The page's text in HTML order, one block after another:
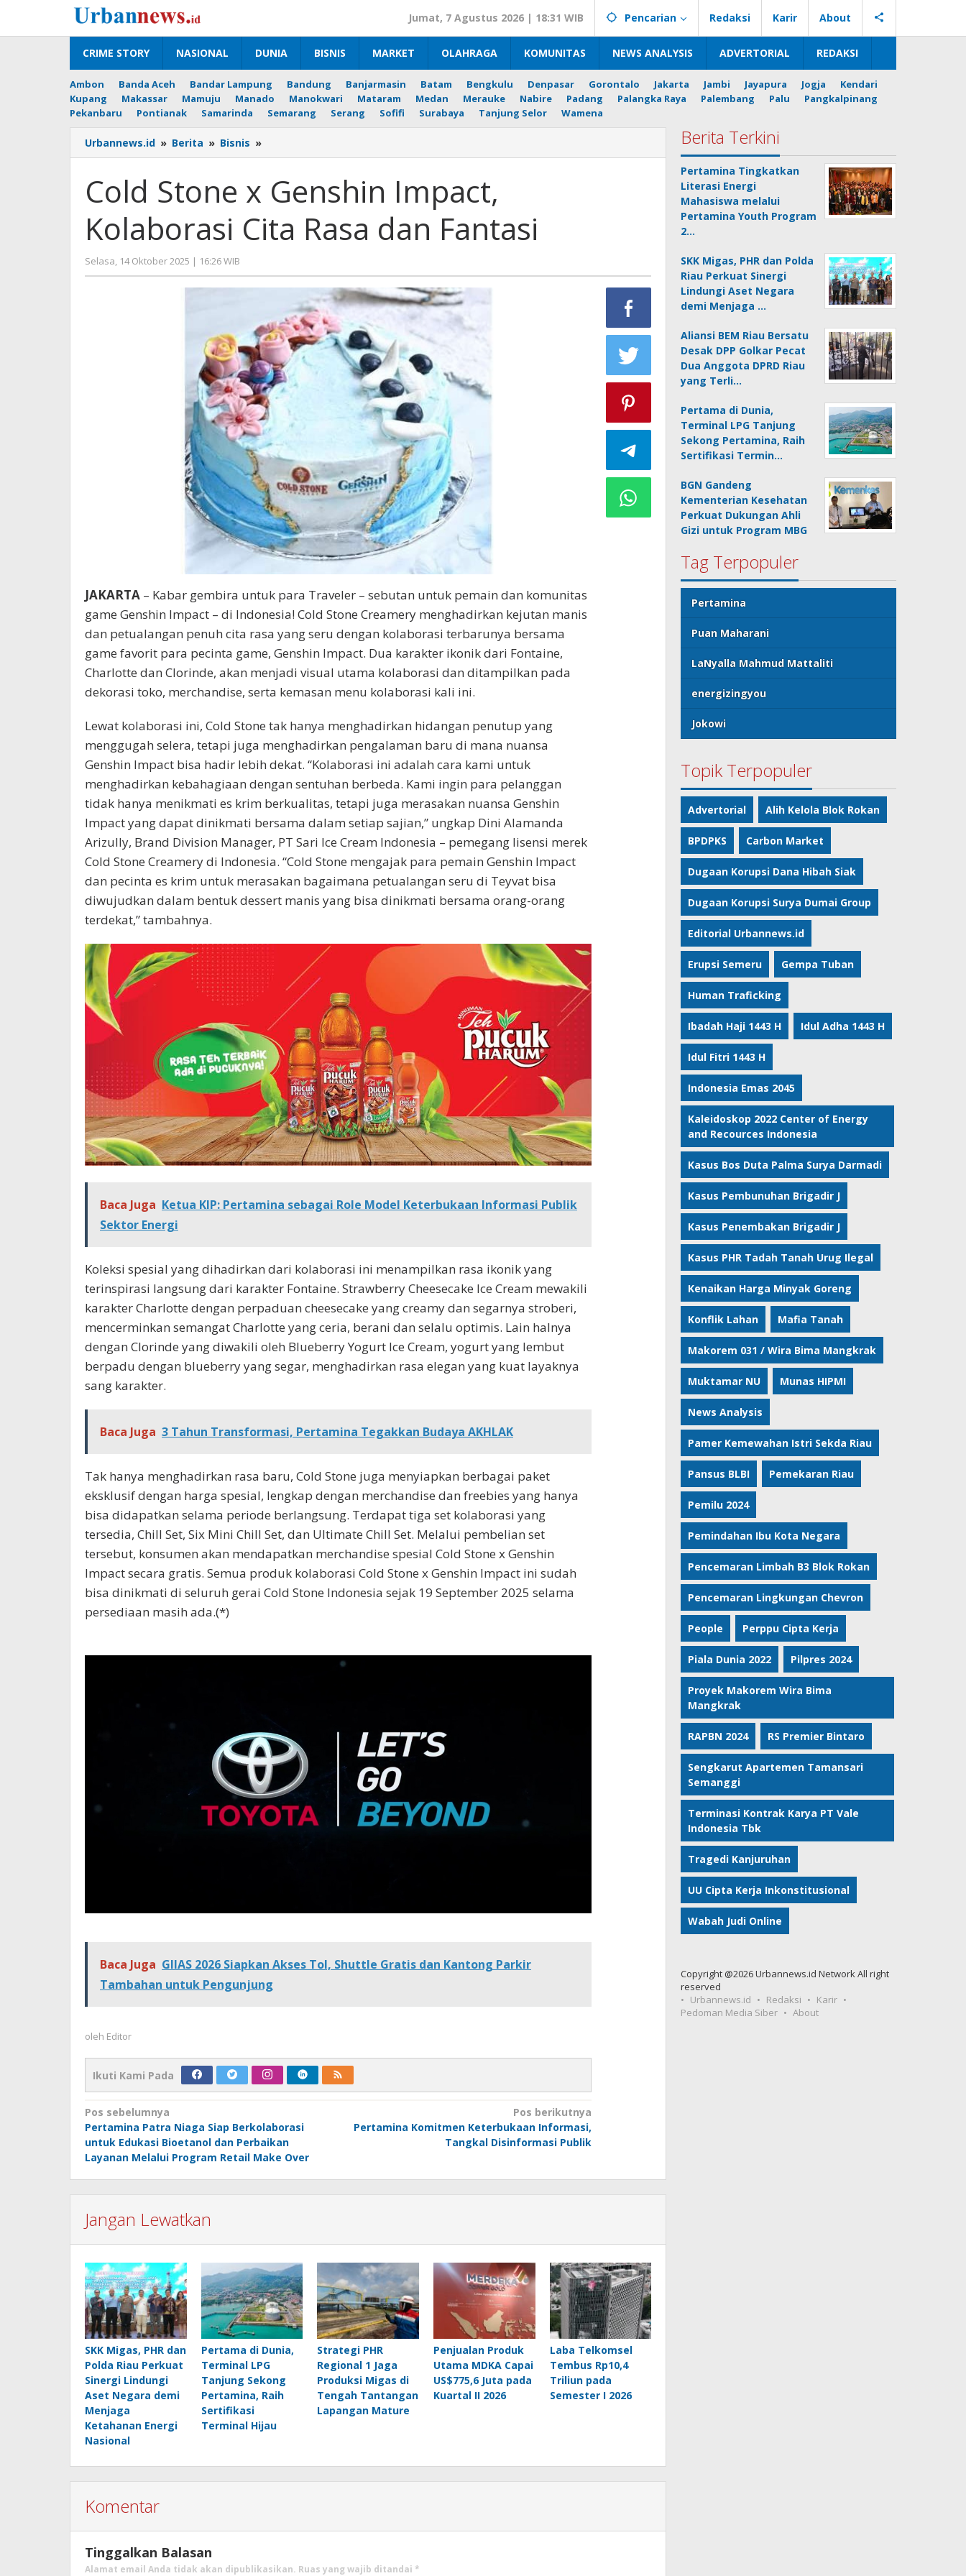
konten
Jumat, 7 Agustus 2026 | 18:31 WIB Pencarian Redaksi Karir About
CRIME STORY NASIONAL DUNIA BISNIS MARKET OLAHRAGA KOMUNITAS NEWS ANALYSIS ADVERTORIAL REDAKSI
Ambon Banda Aceh Bandar Lampung Bandung Banjarmasin Batam Bengkulu Denpasar Gorontalo Jakarta Jambi Jayapura Jogja
Kendari
Kupang
Makassar Mamuju Manado Manokwari Mataram Medan Merauke Nabire Padang Palangka Raya Palembang Palu
Pangkalpinang
Pekanbaru
Pontianak Samarinda Semarang Serang Sofifi Surabaya Tanjung Selor Wamena
Urbannews.id » Berita » Bisnis »
Stone
Genshin
Impact,
Kolaborasi
Cita
Fantasi
Cold Stone x Genshin Impact,
Kolaborasi Cita Rasa dan Fantasi
Selasa, 14 Oktober 2025 | 16:26 WIB
Editor
JAKARTA – Kabar gembira untuk para Traveler – sebutan untuk pemain dan komunitas
game Genshin Impact – di Indonesia! Cold Stone Creamery menghadirkan kejutan manis
dan petualangan penuh cita rasa yang seru dengan kolaborasi terbarunya bersama
game favorit para pecinta game, Genshin Impact. Dua karakter ikonik dari Fontaine,
Charlotte dan Clorinde, akan menjadi visual utama kolaborasi dan ditampilkan pada
dekorasi toko, merchandise, serta kemasan menu kolaborasi kali ini.
Lewat kolaborasi ini, Cold Stone tak hanya menghadirkan hidangan penutup yang
menggugah selera, tetapi juga menghadirkan pengalaman baru di mana nuansa
Genshin Impact bisa hadir lebih dekat. “Kolaborasi ini adalah cara kami untuk
menghadirkan kebahagiaan dengan sentuhan berbeda. Kami ingin para pelanggan
tidak hanya menikmati es krim berkualitas, tetapi juga merasakan nuansa Genshin
Impact yang dapat dinikmati bersama dalam setiap sajian,” ungkap Dini Alamanda
Arizully, Brand Division Manager, PT Sari Ice Cream Indonesia – pemegang lisensi merek
Cold Stone Creamery di Indonesia. “Cold Stone mengajak para pemain Genshin Impact
dan pecinta es krim untuk merasakan bagaimana petualangan seru di Teyvat bisa
diwujudkan dalam bentuk dessert manis yang bisa dinikmati bersama orang-orang
terdekat,” tambahnya.
Baca Juga Ketua KIP: Pertamina sebagai Role Model Keterbukaan Informasi Publik
Sektor Energi
Koleksi spesial yang dihadirkan dari kolaborasi ini menampilkan rasa ikonik yang
terinspirasi langsung dari karakter Fontaine. Strawberry Cheesecake Ice Cream mewakili
karakter Charlotte dengan perpaduan cheesecake yang creamy dan segarnya stroberi,
mencerminkan semangat Charlotte yang ceria, berani dan selalu optimis. Lain halnya
dengan Clorinde yang diwakili oleh Blueberry Yogurt Ice Cream, yogurt yang lembut
berpadu dengan blueberry yang segar, menghadirkan rasa elegan yang kuat layaknya
sang karakter.
Baca Juga 3 Tahun Transformasi, Pertamina Tegakkan Budaya AKHLAK
Tak hanya menghadirkan rasa baru, Cold Stone juga menyiapkan berbagai paket
eksklusif dengan harga spesial, lengkap dengan merchandise dan freebies yang hanya
bisa didapatkan selama periode berlangsung. Terdapat tiga set kolaborasi yang
tersedia, Chill Set, Six Mini Chill Set, dan Ultimate Chill Set. Melalui pembelian set
tersebut, konsumen akan mendapatkan merchandise spesial Cold Stone x Genshin
Impact secara gratis. Semua produk kolaborasi Cold Stone x Genshin Impact ini sudah
bisa dinikmati di seluruh gerai Cold Stone Indonesia sejak 19 September 2025 selama
persediaan masih ada.(*)
Baca Juga GIIAS 2026 Siapkan Akses Tol, Shuttle Gratis dan Kantong Parkir
Tambahan untuk Pengunjung
oleh Editor
Ikuti Kami Pada
Navigasi
pos
Pos sebelumnya
Pertamina Patra Niaga Siap Berkolaborasi
untuk Edukasi Bioetanol dan Perbaikan
Layanan Melalui Program Retail Make Over
Pos berikutnya
Pertamina Komitmen Keterbukaan Informasi,
Tangkal Disinformasi Publik
Jangan Lewatkan
SKK Migas, PHR dan
Polda Riau Perkuat
Sinergi Lindungi
Aset Negara demi
Menjaga
Ketahanan Energi
Nasional
Pertama di Dunia,
Terminal LPG
Tanjung Sekong
Pertamina, Raih
Sertifikasi
Terminal Hijau
Strategi PHR
Regional 1 Jaga
Produksi Migas di
Tengah Tantangan
Lapangan Mature
Penjualan Produk
Utama MDKA Capai
US$775,6 Juta pada
Kuartal II 2026
Laba Telkomsel
Tembus Rp10,4
Triliun pada
Semester I 2026
Komentar
Tinggalkan Balasan
Alamat email Anda tidak akan dipublikasikan. Ruas yang wajib ditandai *
Berita Terkini
Pertamina Tingkatkan
Literasi Energi
Mahasiswa melalui
Pertamina Youth Program
2…
SKK Migas, PHR dan Polda
Riau Perkuat Sinergi
Lindungi Aset Negara
demi Menjaga …
Aliansi BEM Riau Bersatu
Desak DPP Golkar Pecat
Dua Anggota DPRD Riau
yang Terli…
Pertama di Dunia,
Terminal LPG Tanjung
Sekong Pertamina, Raih
Sertifikasi Termin…
BGN Gandeng
Kementerian Kesehatan
Perkuat Dukungan Ahli
Gizi untuk Program MBG
Tag Terpopuler
Pertamina
Puan Maharani
LaNyalla Mahmud Mattaliti
energizingyou
Jokowi
Topik Terpopuler
Advertorial Alih Kelola Blok Rokan
BPDPKS Carbon Market
Dugaan Korupsi Dana Hibah Siak
Dugaan Korupsi Surya Dumai Group
Editorial Urbannews.id
Erupsi Semeru Gempa Tuban
Human Traficking
Ibadah Haji 1443 H Idul Adha 1443 H
Idul Fitri 1443 H
Indonesia Emas 2045
Kaleidoskop 2022 Center of Energy
and Recources Indonesia
Kasus Bos Duta Palma Surya Darmadi
Kasus Pembunuhan Brigadir J
Kasus Penembakan Brigadir J
Kasus PHR Tadah Tanah Urug Ilegal
Kenaikan Harga Minyak Goreng
Konflik Lahan Mafia Tanah
Makorem 031 / Wira Bima Mangkrak
Muktamar NU Munas HIPMI
News Analysis
Pamer Kemewahan Istri Sekda Riau
Pansus BLBI Pemekaran Riau
Pemilu 2024
Pemindahan Ibu Kota Negara
Pencemaran Limbah B3 Blok Rokan
Pencemaran Lingkungan Chevron
People Perppu Cipta Kerja
Piala Dunia 2022 Pilpres 2024
Proyek Makorem Wira Bima
Mangkrak
RAPBN 2024 RS Premier Bintaro
Sengkarut Apartemen Tamansari
Semanggi
Terminasi Kontrak Karya PT Vale
Indonesia Tbk
Tragedi Kanjuruhan
UU Cipta Kerja Inkonstitusional
Wabah Judi Online
Copyright @2026 Urbannews.id Network All right
reserved
Urbannews.id
Redaksi
Karir
Pedoman Media Siber
About